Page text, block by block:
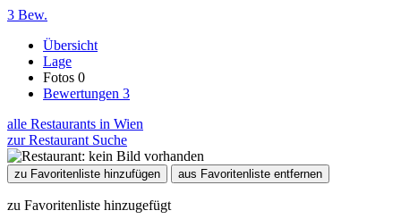
3 Bew.
Übersicht
Lage
Fotos 0
Bewertungen 3
alle Restaurants in Wien
zur Restaurant Suche
zu Favoritenliste hinzufügen aus Favoritenliste entfernen
zu Favoritenliste hinzugefügt